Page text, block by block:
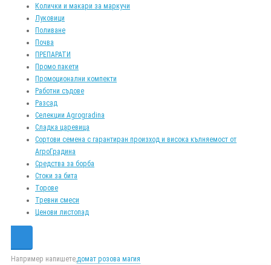
Колички и макари за маркучи
Луковици
Поливане
Почва
ПРЕПАРАТИ
Промо пакети
Промоционални компекти
Работни съдове
Разсад
Селекции Agrogradina
Сладка царевица
Сортови семена с гарантиран произход и висока кълняемост от
АгроГрадина
Средства за борба
Стоки за бита
Торове
Тревни смеси
Ценови листопад
Например напишете,домат розова магия